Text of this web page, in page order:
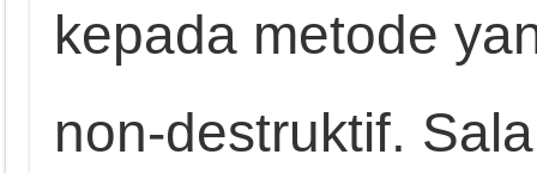
kepada metode
non-destruktif.